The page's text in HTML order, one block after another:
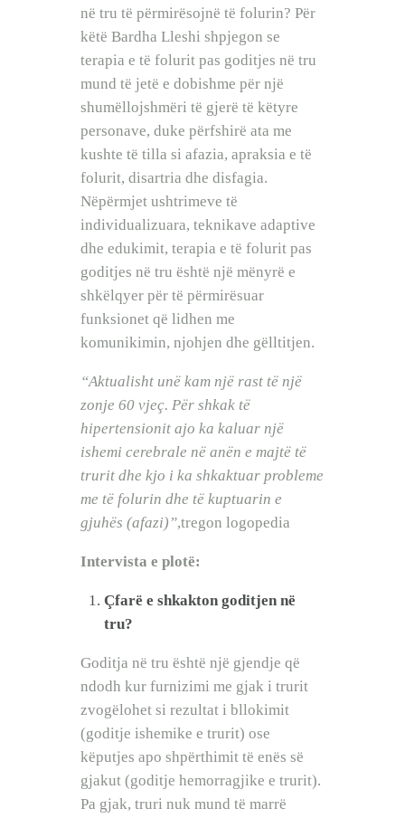
në tru të përmirësojnë të folurin? Për
këtë Bardha Lleshi shpjegon se
terapia e të folurit pas goditjes në tru
mund të jetë e dobishme për një
shumëllojshmëri të gjerë të këtyre
personave, duke përfshirë ata me
kushte të tilla si afazia, apraksia e të
folurit, disartria dhe disfagia.
Nëpërmjet ushtrimeve të
individualizuara, teknikave adaptive
dhe edukimit, terapia e të folurit pas
goditjes në tru është një mënyrë e
shkëlqyer për të përmirësuar
funksionet që lidhen me
komunikimin, njohjen dhe gëlltitjen.
“Aktualisht unë kam një rast të një
zonje 60 vjeç. Për shkak të
hipertensionit ajo ka kaluar një
ishemi cerebrale në anën e majtë të
trurit dhe kjo i ka shkaktuar probleme
me të folurin dhe të kuptuarin e
gjuhës (afazi)”,tregon logopedia
Intervista e plotë:
Çfarë e shkakton goditjen në
tru?
Goditja në tru është një gjendje që
ndodh kur furnizimi me gjak i trurit
zvogëlohet si rezultat i bllokimit
(goditje ishemike e trurit) ose
këputjes apo shpërthimit të enës së
gjakut (goditje hemorragjike e trurit).
Pa gjak, truri nuk mund të marrë